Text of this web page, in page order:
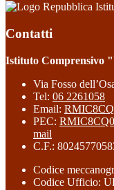
Contatti
Istituto Comprensivo
Via Fosso
Tel: 06 2261058
Email:
PEC:
mail
C.F.:
Codice
Codice Ufficio: